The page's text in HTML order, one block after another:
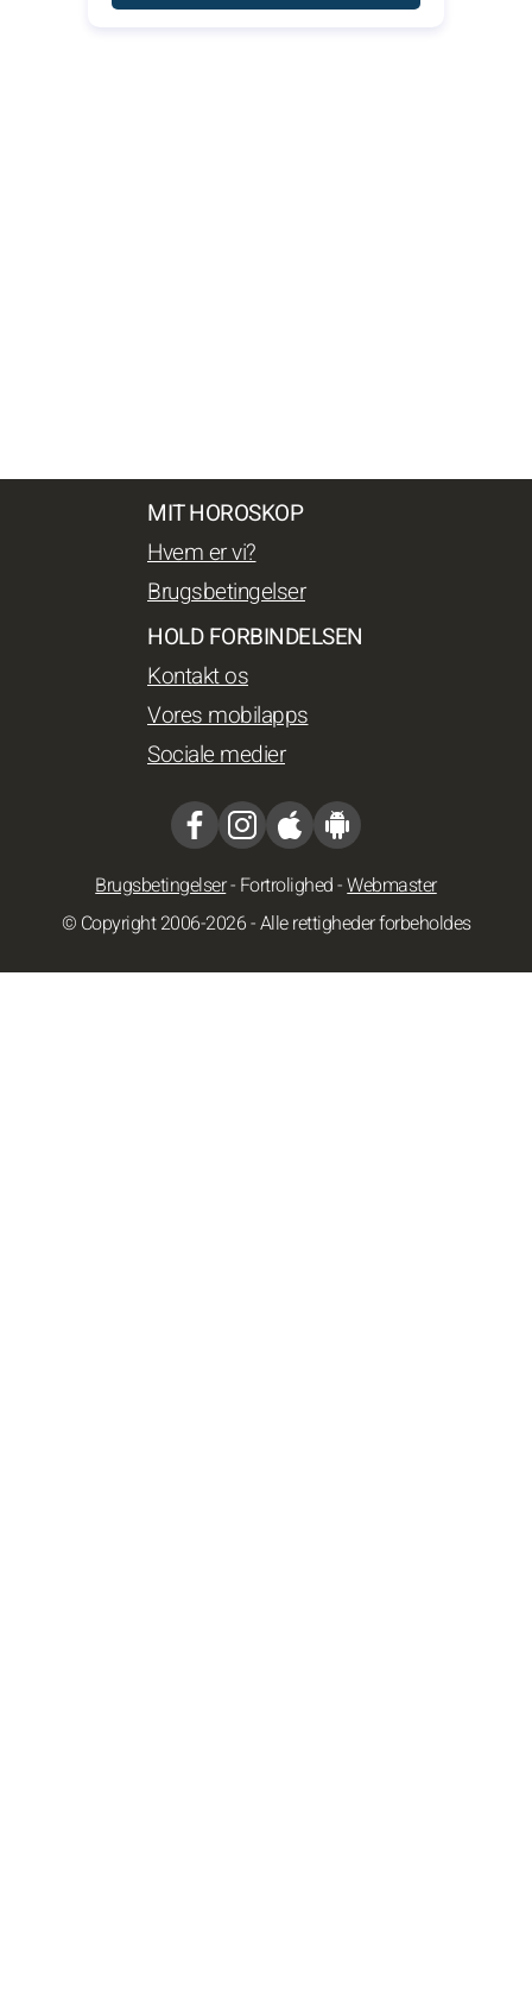
MIT HOROSKOP
Hvem er vi?
Brugsbetingelser
HOLD FORBINDELSEN
Kontakt os
Vores mobilapps
Sociale medier
Brugsbetingelser- Fortrolighed-Webmaster
© Copyright 2006-2026 - Alle rettigheder forbeholdes